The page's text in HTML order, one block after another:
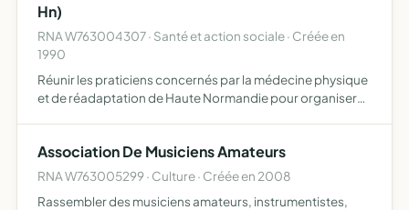
Hn)
RNA W763004307 · Santé et action sociale · Créée en
1990
Réunir les praticiens concernés par la médecine physique
et de réadaptation de Haute Normandie pour organiser
Association De Musiciens Amateurs
RNA W763005299 · Culture · Créée en 2008
Rassembler des musiciens amateurs, instrumentistes,